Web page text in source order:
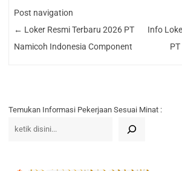
Post navigation
← Loker Resmi Terbaru 2026 PT
Namicoh Indonesia Component
Info
Temukan Informasi Pekerjaan Sesuai Minat :